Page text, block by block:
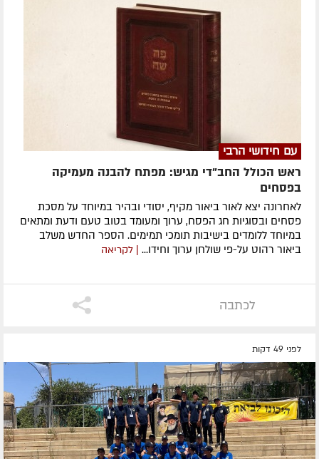
עם חידושי הרבי
ראש הכולל החב"די מגיש: מפתח להבנה מעמיקה
בפסחים
לאחרונה ​יצא לאור ביאור מקיף, יסודי ובהיר במיוחד על מסכת
פסחים ובסוגיות חג הפסח, ערוך ומעומד בטוב טעם ודעת ומתאים
במיוחד ללומדים בישיבות תומכי תמימים. ​הספר החדש משלב
ביאור רהוט על-פי שולחן ערוך וחידו... | לקריאה
לכתבה
לפני 49 דקות